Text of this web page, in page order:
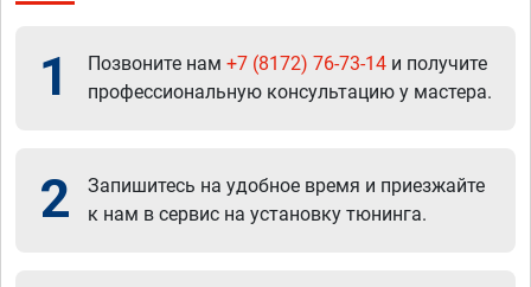
1 Позвоните нам +7 (8172) 76-73-14 и получите
профессиональную консультацию у мастера.
2
Запишитесь на удобное время и приезжайте
к нам в сервис на установку тюнинга.